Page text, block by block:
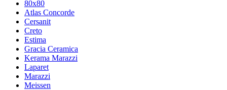
80x80
Atlas Concorde
Cersanit
Creto
Estima
Gracia Ceramica
Kerama Marazzi
Laparet
Marazzi
Meissen